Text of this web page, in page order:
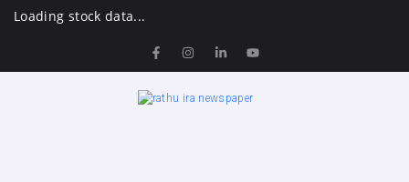
Loading stock data...